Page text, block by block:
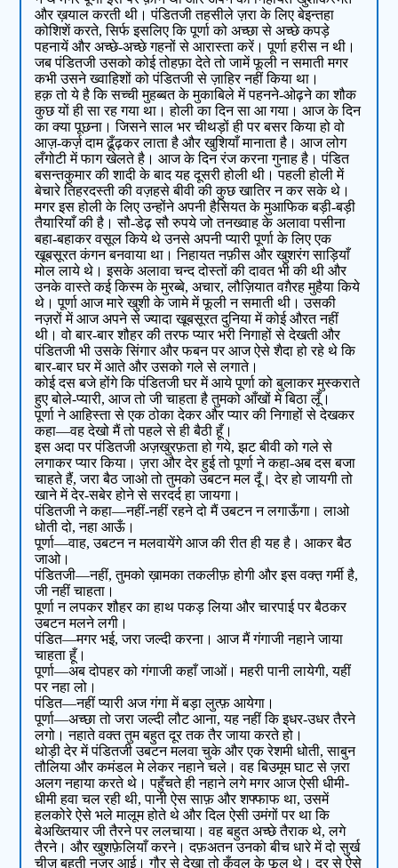
और ख़याल करती थी। पंडितजी तहसीले ज़रा के लिए बेइन्तहा
कोशिशें करते, सिर्फ इसलिए कि पूर्णा को अच्छा से अच्छे कपड़े
पहनायें और अच्छे-अच्छे गहनों से आरास्ता करें। पूर्णा हरीस न थी।
जब पंडितजी उसको कोई तोहफ़ा देते तो जामें फूली न समाती मगर
कभी उसने ख्वाहिशों को पंडितजी से ज़ाहिर नहीं किया था।
हक़ तो ये है कि सच्ची मुहब्बत के मुकाबिले में पहनने-ओढ़ने का शौक
कुछ यों ही सा रह गया था। होली का दिन सा आ गया। आज के दिन
का क्या पूछना। जिसने साल भर चीथड़ों ही पर बसर किया हो वो
आज़-कर्ज़ दाम ढूँढ़कर लाता है और खुशियाँ मानाता है। आज लोग
लँगोटी में फाग खेलते है। आज के दिन रंज करना गुनाह है। पंडित
बसन्तकुमार की शादी के बाद यह दूसरी होली थी। पहली होली में
बेचारे तिहरदस्ती की वज़हसे बीवी की कुछ खातिर न कर सके थे।
मगर इस होली के लिए उन्होंने अपनी हैसियत के मुआफिक बड़ी-बड़ी
तैयारियाँ की है। सौ-डेढ़ सौ रुपये जो तनख्वाह के अलावा पसीना
बहा-बहाकर वसूल किये थे उनसे अपनी प्यारी पूर्णा के लिए एक
खूबसूरत कंगन बनवाया था। निहायत नफ़ीस और खुशरंग साड़ियाँ
मोल लाये थे। इसके अलावा चन्द दोस्तों की दावत भी की थी और
उनके वास्ते कई किस्म के मुरब्बे, अचार, लौज़ियात वग़ैरह मुहैया किये
थे। पूर्णा आज मारे खुशी के जामे में फूली न समाती थी। उसकी
नज़रों में आज अपने से ज्यादा खूबसूरत दुनिया में कोई औरत नहीं
थी। वो बार-बार शौहर की तरफ प्यार भरी निगाहों से देखती और
पंडितजी भी उसके सिंगार और फबन पर आज ऐसे शैदा हो रहे थे कि
बार-बार घर में आते और उसको गले से लगाते।
कोई दस बजे होंगे कि पंडितजी घर में आये पूर्णा को बुलाकर मुस्कराते
हुए बोले-प्यारी, आज तो जी चाहता है तुमको आँखों मे बिठा लूँ।
पूर्णा ने आहिस्ता से एक ठोका देकर और प्यार की निगाहों से देखकर
कहा—वह देखो मैं तो पहले से ही बैठी हूँ।
इस अदा पर पंडितजी अज़खुरफ़ता हो गये, झट बीवी को गले से
लगाकर प्यार किया। ज़रा और देर हुई तो पूर्णा ने कहा-अब दस बजा
चाहते हैं, जरा बैठ जाओ तो तुमको उबटन मल दूँ। देर हो जायगी तो
खाने में देर-सबेर होने से सरदर्द हा जायगा।
पंडितजी ने कहा—नहीं-नहीं रहने दो मैं उबटन न लगाऊँगा। लाओ
धोती दो, नहा आऊँ।
पूर्णा—वाह, उबटन न मलवायेंगे आज की रीत ही यह है। आकर बैठ
जाओ।
पंडितजी—नहीं, तुमको ख़ामका तकलीफ़ होगी और इस वक्त़ गर्मी है,
जी नहीं चाहता।
पूर्णा न लपकर शौहर का हाथ पकड़ लिया और चारपाई पर बैठकर
उबटन मलने लगी।
पंडित—मगर भई, जरा जल्दी करना। आज मैं गंगाजी नहाने जाया
चाहता हूँ।
पूर्णा—अब दोपहर को गंगाजी कहाँ जाओं। महरी पानी लायेगी, यहीं
पर नहा लो।
पंडित—नहीं प्यारी अज गंगा में बड़ा लुत्फ़ आयेगा।
पूर्णा—अच्छा तो जरा जल्दी लौट आना, यह नहीं कि इधर-उधर तैरने
लगो। नहाते वक्त तुम बहुत दूर तक तैर जाया करते हो।
थोड़ी देर में पंडितजी उबटन मलवा चुके और एक रेशमी धोती, साबुन
तौलिया और कमंडल मे लेकर नहाने चले। वह बिउमूम घाट से ज़रा
अलग नहाया करते थे। पहुँचते ही नहाने लगे मगर आज ऐसी धीमी-
धीमी हवा चल रही थी, पानी ऐस साफ़ और शफ्फाफ था, उसमें
हलकोरे ऐसे भले मालूम होते थे और दिल ऐसी उमंगों पर था कि
बेअख्तियार जी तैरने पर ललचाया। वह बहुत अच्छे तैराक थे, लगे
तैरने। और खुशफ़ेलियाँ करने। दफ़अतन उनको बीच धारे में दो सुर्ख
चीज़ बहती नज़र आई। गौर से देखा तो कँवल के फूल थे। दूर से ऐसे